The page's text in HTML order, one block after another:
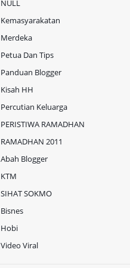
NULL
Kemasyarakatan
Merdeka
Petua Dan Tips
Panduan Blogger
Kisah HH
Percutian Keluarga
PERISTIWA RAMADHAN
RAMADHAN 2011
Abah Blogger
KTM
SIHAT SOKMO
Bisnes
Hobi
Video Viral